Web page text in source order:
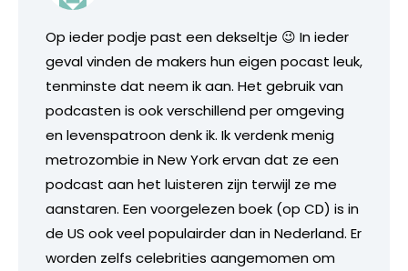
Op ieder podje past een dekseltje 😉 In ieder
geval vinden de makers hun eigen pocast leuk,
tenminste dat neem ik aan. Het gebruik van
podcasten is ook verschillend per omgeving
en levenspatroon denk ik. Ik verdenk menig
metrozombie in New York ervan dat ze een
podcast aan het luisteren zijn terwijl ze me
aanstaren. Een voorgelezen boek (op CD) is in
de US ook veel populairder dan in Nederland. Er
worden zelfs celebrities aangemomen om